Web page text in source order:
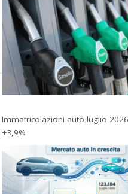
Immatricolazioni auto luglio
+3,9%